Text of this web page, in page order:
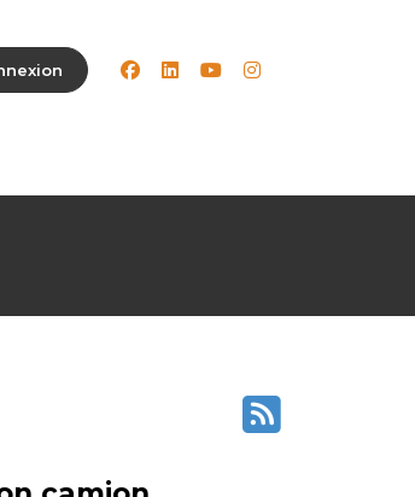
facebook
linkedinyoutubeinstagram